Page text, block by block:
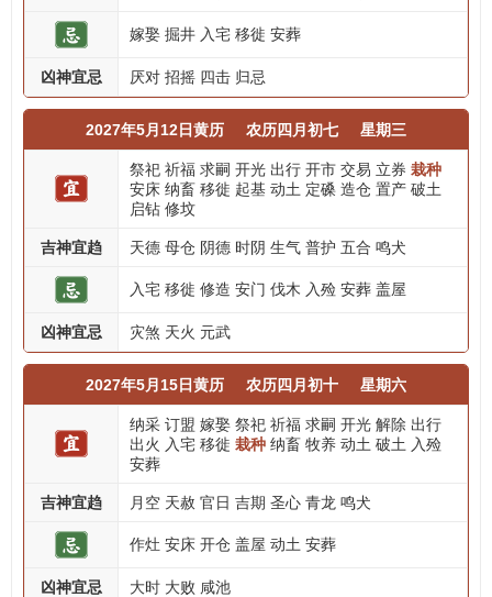
嫁娶 掘井 入宅 移徙 安葬
凶神宜忌 厌对 招摇 四击 归忌
2027年5月12日黄历 农历四月初七 星期三
祭祀 祈福 求嗣 开光 出行 开市 交易 立券 栽种
安床 纳畜 移徙 起基 动土 定磉 造仓 置产 破土
启钻 修坟
吉神宜趋 天德 母仓 阴德 时阴 生气 普护 五合 鸣犬
入宅 移徙 修造 安门 伐木 入殓 安葬 盖屋
凶神宜忌 灾煞 天火 元武
2027年5月15日黄历 农历四月初十 星期六
纳采 订盟 嫁娶 祭祀 祈福 求嗣 开光 解除 出行
出火 入宅 移徙 栽种 纳畜 牧养 动土 破土 入殓
安葬
吉神宜趋 月空 天赦 官日 吉期 圣心 青龙 鸣犬
作灶 安床 开仓 盖屋 动土 安葬
凶神宜忌 大时 大败 咸池